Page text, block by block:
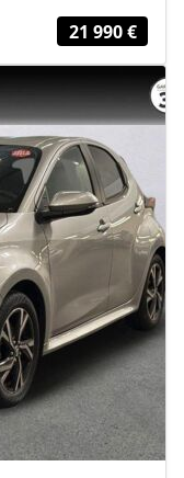
21 990 €